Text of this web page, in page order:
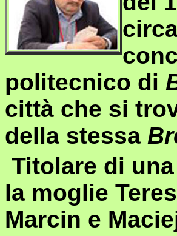
politecnico di
città che si
della stessa
Titolare di
la moglie
Marcin e